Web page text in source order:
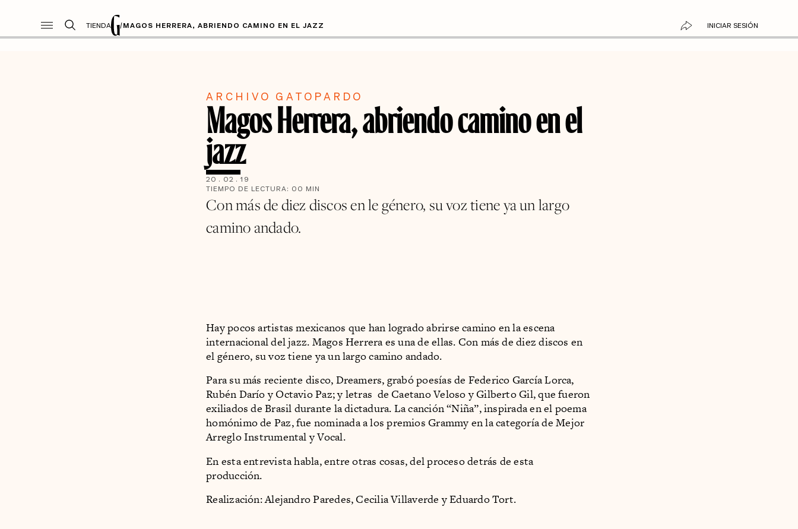
TIENDA /MAGOS HERRERA, ABRIENDO CAMINO EN EL JAZZ INICIAR SESIÓN
ARCHIVO GATOPARDO
Magos Herrera, abriendo camino en el
jazz
20 . 02 . 19
TIEMPO DE LECTURA: 00 MIN
Con más de diez discos en le género, su voz tiene ya un largo
camino andado.
Hay pocos artistas mexicanos que han logrado abrirse camino en la escena
internacional del jazz. Magos Herrera es una de ellas. Con más de diez discos en
el género, su voz tiene ya un largo camino andado.
Para su más reciente disco, Dreamers, grabó poesías de Federico García Lorca,
Rubén Darío y Octavio Paz; y letras de Caetano Veloso y Gilberto Gil, que fueron
exiliados de Brasil durante la dictadura. La canción “Niña”, inspirada en el poema
homónimo de Paz, fue nominada a los premios Grammy en la categoría de Mejor
Arreglo Instrumental y Vocal.
En esta entrevista habla, entre otras cosas, del proceso detrás de esta
producción.
Realización: Alejandro Paredes, Cecilia Villaverde y Eduardo Tort.